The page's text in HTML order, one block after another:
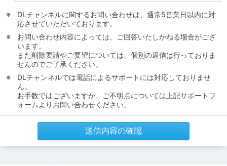
DLチャンネルに関するお問い合わせは、通常5営業日以内に対
応させていただいております。
お問い合わせ内容によっては、ご回答いたしかねる場合がござ
います。
また削除要請やご要望については、個別の返信は行っておりま
せんのでご了承ください。
DLチャンネルでは電話によるサポートには対応しておりませ
ん。
お手数ではございますが、ご不明点については上記サポートフ
ォームよりお問い合わせください。
送信内容の確認